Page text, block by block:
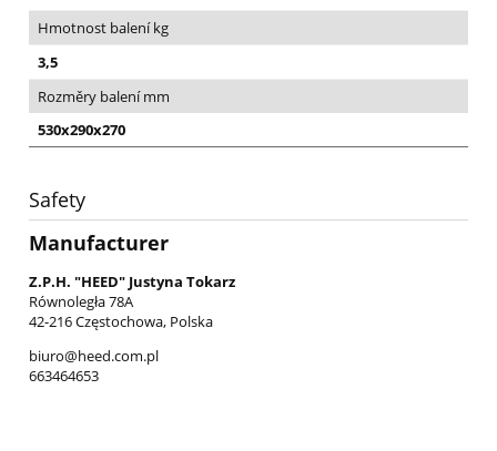
Hmotnost balení kg
3,5
Rozměry balení mm
530x290x270
Safety
Manufacturer
Z.P.H. "HEED" Justyna Tokarz
Równoległa 78A
42-216 Częstochowa, Polska
biuro@heed.com.pl
663464653